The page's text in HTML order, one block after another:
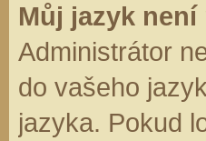
Můj jazyk není
Administrátor
do vašeho
jazyka. Pokud